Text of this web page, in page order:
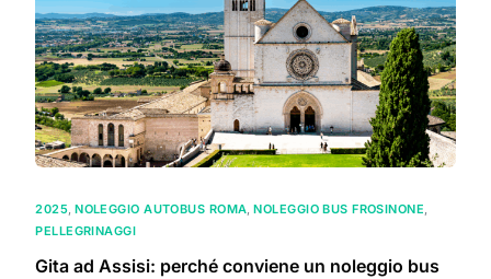
2025,NOLEGGIO AUTOBUS ROMA,NOLEGGIO BUS FROSINONE,
PELLEGRINAGGI
Gita ad Assisi: perché conviene un noleggio bus